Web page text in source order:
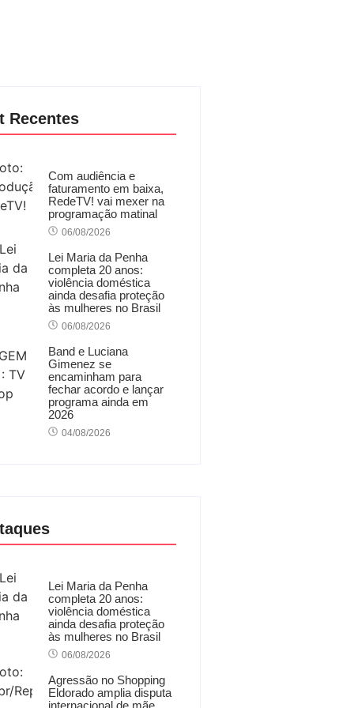
Recentes
Com audiência e
faturamento em baixa,
RedeTV! vai mexer na
programação matinal
06/08/2026
Lei Maria da Penha
completa 20 anos:
violência doméstica
ainda desafia proteção
às mulheres no Brasil
06/08/2026
Band e Luciana
Gimenez se
encaminham para
fechar acordo e lançar
programa ainda em
2026
04/08/2026
Lei Maria da Penha
completa 20 anos:
violência doméstica
ainda desafia proteção
às mulheres no Brasil
06/08/2026
Agressão no Shopping
Eldorado amplia disputa
internacional de mãe